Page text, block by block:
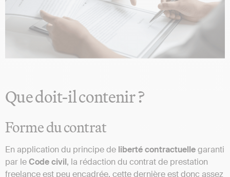
Que doit-il contenir ?
Forme du contrat
En application du principe de libertécontractuellegaranti
par leCodecivil, la rédaction du contrat de prestation
freelance est peu encadrée, cette dernière est donc assez